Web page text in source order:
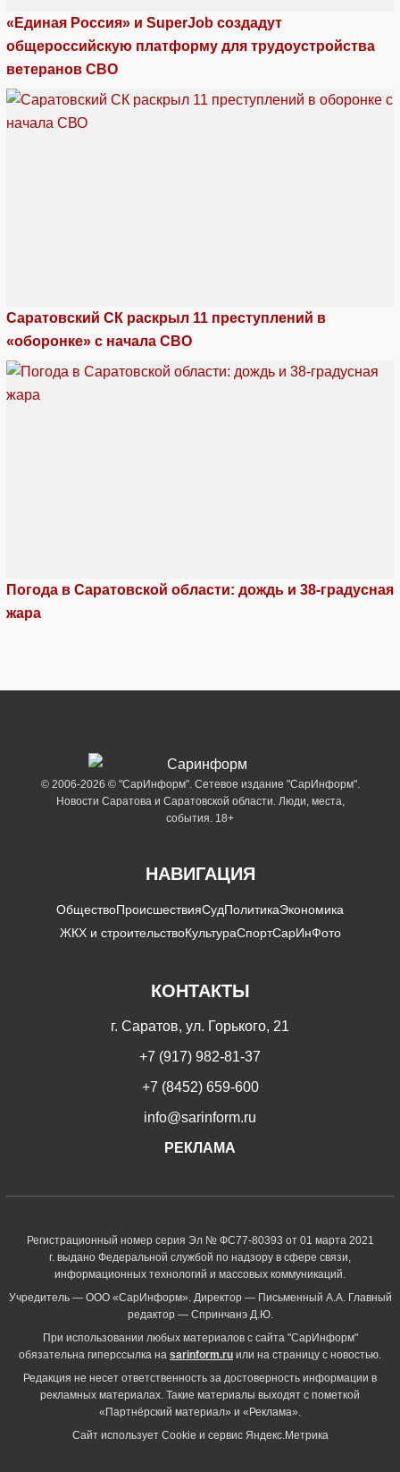
«Единая Россия» и SuperJob создадут
общероссийскую платформу для трудоустройства
ветеранов СВО
Саратовский СК раскрыл 11 преступлений в
«оборонке» с начала СВО
Погода в Саратовской области: дождь и 38-градусная
жара
© 2006-2026 © "СарИнформ". Сетевое издание "СарИнформ".
Новости Саратова и Саратовской области. Люди, места,
события. 18+
НАВИГАЦИЯ
ОбществоПроисшествияСудПолитикаЭкономика
ЖКХ и строительствоКультураСпортСарИнФото
КОНТАКТЫ
г. Саратов, ул. Горького, 21
+7 (917) 982-81-37
+7 (8452) 659-600
info@sarinform.ru
РЕКЛАМА
Регистрационный номер серия Эл № ФС77-80393 от 01 марта 2021
г. выдано Федеральной службой по надзору в сфере связи,
информационных технологий и массовых коммуникаций.
Учредитель — ООО «СарИнформ». Директор — Письменный А.А. Главный
редактор — Спринчанэ Д.Ю.
При использовании любых материалов с сайта "СарИнформ"
обязательна гиперссылка на sarinform.ru или на страницу с новостью.
Редакция не несет ответственность за достоверность информации в
рекламных материалах. Такие материалы выходят с пометкой
«Партнёрский материал» и «Реклама».
Сайт использует Cookie и сервиc Яндекс.Метрика